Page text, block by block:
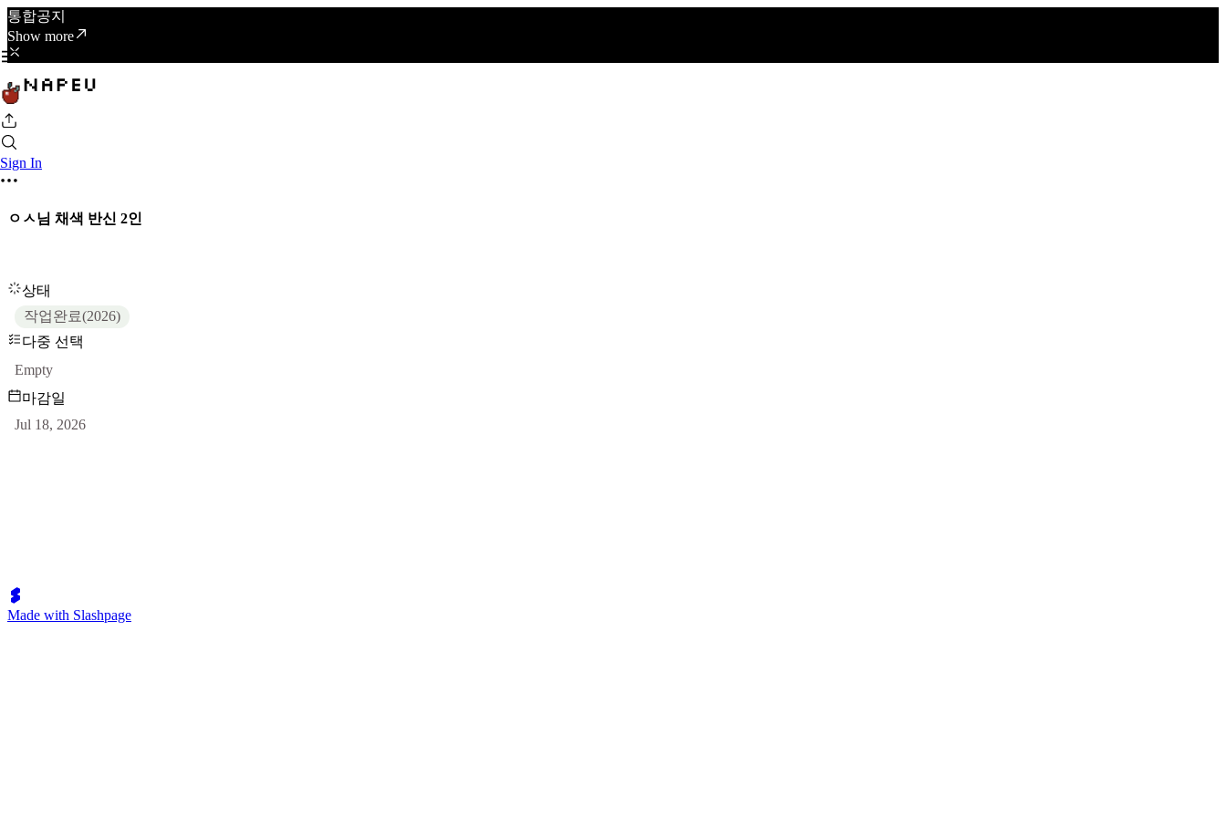
통합공지
Show more
Sign In
ㅇㅅ님 채색 반신 2인
상태
작업완료(2026)
다중 선택
Empty
마감일
Jul 18, 2026
Made with Slashpage